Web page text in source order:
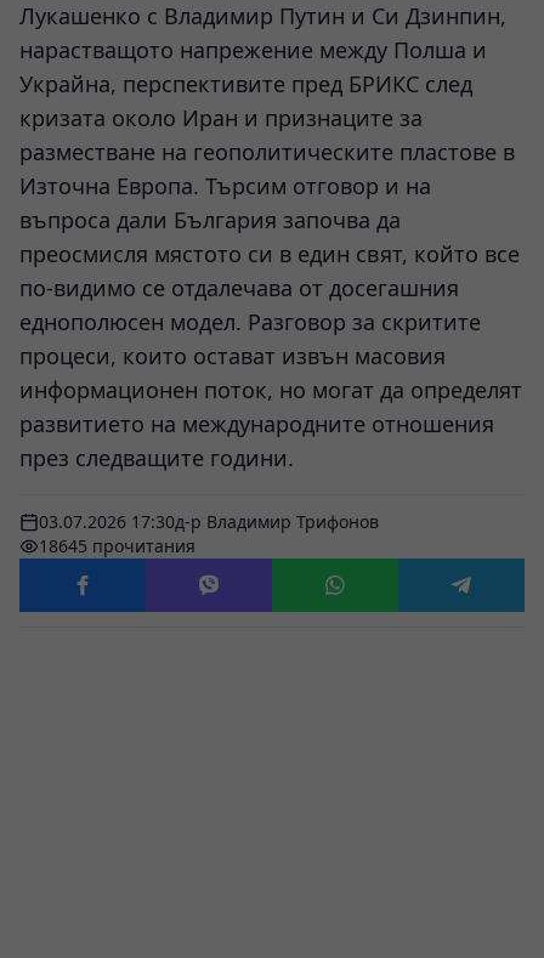
Лукашенко с Владимир Путин и Си Дзинпин,
нарастващото напрежение между Полша и
Украйна, перспективите пред БРИКС след
кризата около Иран и признаците за
разместване на геополитическите пластове в
Източна Европа. Търсим отговор и на
въпроса дали България започва да
преосмисля мястото си в един свят, който все
по-видимо се отдалечава от досегашния
еднополюсен модел. Разговор за скритите
процеси, които остават извън масовия
информационен поток, но могат да определят
развитието на международните отношения
през следващите години.
03.07.2026 17:30д-р Владимир Трифонов
18645 прочитания